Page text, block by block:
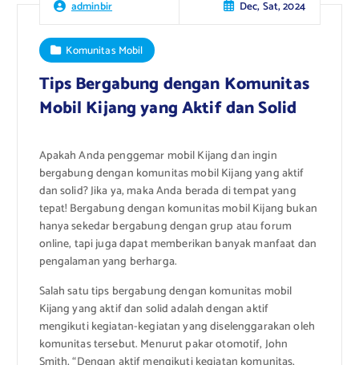
adminbir Dec, Sat, 2024
Komunitas Mobil
Tips Bergabung dengan Komunitas
Mobil Kijang yang Aktif dan Solid
Apakah Anda penggemar mobil Kijang dan ingin
bergabung dengan komunitas mobil Kijang yang aktif
dan solid? Jika ya, maka Anda berada di tempat yang
tepat! Bergabung dengan komunitas mobil Kijang bukan
hanya sekedar bergabung dengan grup atau forum
online, tapi juga dapat memberikan banyak manfaat dan
pengalaman yang berharga.
Salah satu tips bergabung dengan komunitas mobil
Kijang yang aktif dan solid adalah dengan aktif
mengikuti kegiatan-kegiatan yang diselenggarakan oleh
komunitas tersebut. Menurut pakar otomotif, John